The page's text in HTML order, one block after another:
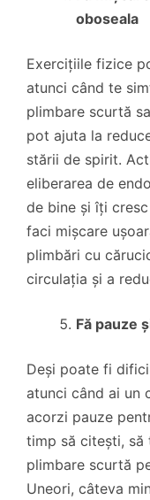
oboseala
Exercițiile fizice
atunci când te
plimbare scurtă
pot ajuta la
stării de spirit.
eliberarea de
de bine și îți
faci mișcare
plimbări cu
circulația și a
Fă pauze
Deși poate fi
atunci când ai un
acorzi pauze
timp să citești, să
plimbare scurtă
Uneori, câteva